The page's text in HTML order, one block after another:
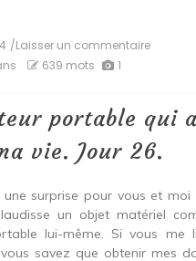
/Laisser un commentaire
changé
ma
vie.
26.
639 mots 1
portable qui a
vie. Jour 26.
surprise pour vous et moi
un objet matériel
lui-même. Si vous me
savez que obtenir mes